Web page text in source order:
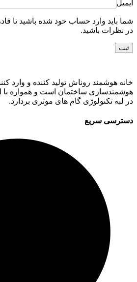
ایمیل
شما باید وارد حساب خود شده باشید تا
در نظرات باشید.
خانه هوشمند روناش تولید کننده و وارد
هوشمندسازی ساختمان است و همواره با
در لبه تکنولوژی گام های موثری بردارد.
دسترسی سریع